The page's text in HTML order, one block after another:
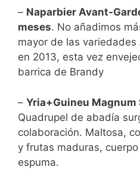
– Naparbier Avant-
meses. No añadimos
mayor de las
en 2013, esta vez
barrica de Brandy
– Yria+Guineu Magnum
Quadrupel de abadía
colaboración. Maltosa,
y frutas maduras,
espuma.